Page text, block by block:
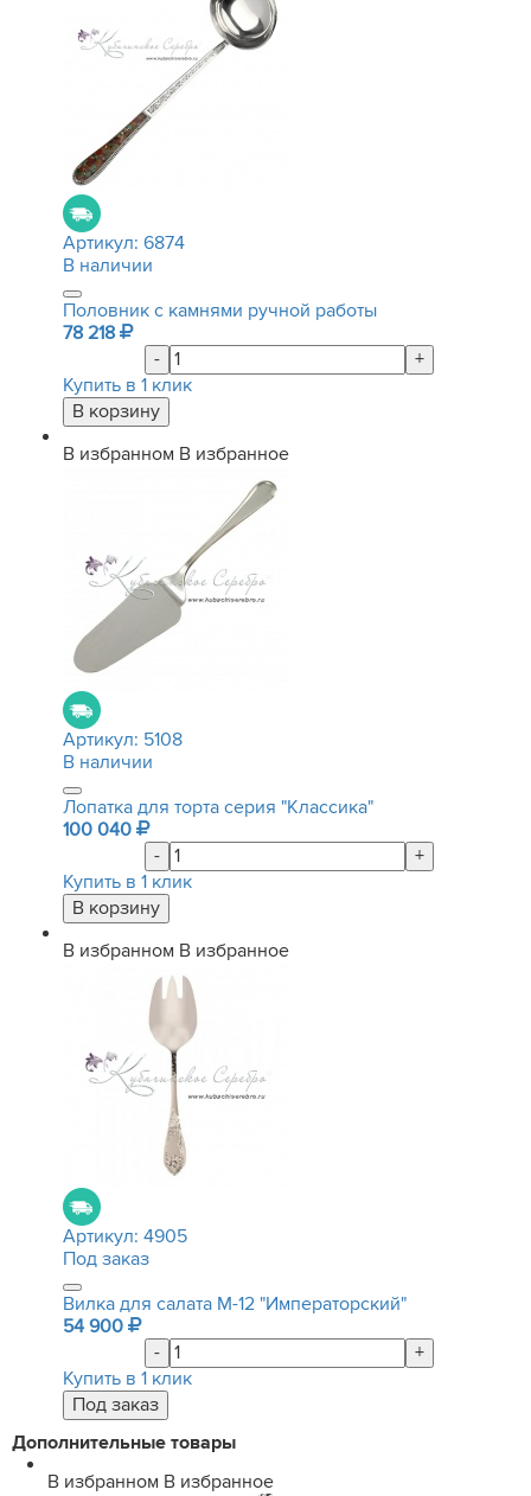
Артикул: 6874
В наличии
Половник с камнями ручной работы
78 218
-
+
Купить в 1 клик
В избранном В избранное
Артикул: 5108
В наличии
Лопатка для торта серия "Классика"
100 040
-
+
Купить в 1 клик
В избранном В избранное
Артикул: 4905
Под заказ
Вилка для салата М-12 "Императорский"
54 900
-
+
Купить в 1 клик
Дополнительные товары
В избранном В избранное